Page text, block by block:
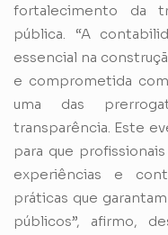
fortalecimento da
pública. “A
essencial na
e comprometida
uma das
transparência. Este
para que
experiências e
práticas que
públicos”, afirmo,